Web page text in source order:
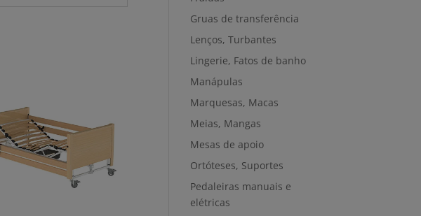
Gruas de transferência
Lenços, Turbantes
Lingerie, Fatos de banho
Manápulas
Marquesas, Macas
Meias, Mangas
Mesas de apoio
Ortóteses, Suportes
Pedaleiras manuais e
elétricas